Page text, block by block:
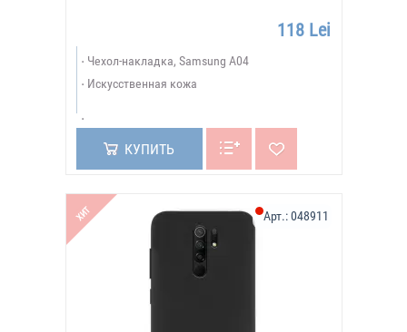
118 Lei
Чехол-накладка, Samsung A04
Искусственная кожа
КУПИТЬ
ХИТ Арт.:048911